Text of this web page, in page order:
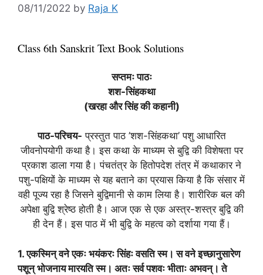
08/11/2022 by Raja K
Class 6th Sanskrit Text Book Solutions
सप्तमः पाठः
शश-सिंहकथा
(खरहा और सिंह की कहानी)
पाठ-परिचय- प्रस्तुत पाठ ’शश-सिंहकथा’ पशु आधारित
जीवनोपयोगी कथा है। इस कथा के माध्यम से बुद्वि की विशेषता पर
प्रकाश डाला गया है। पंचतंत्र के हितोपदेश तंत्र में कथाकार ने
पशु-पक्षियों के माध्यम से यह बताने का प्रयास किया है कि संसार में
वही पूज्य रहा है जिसने बुद्विमानी से काम लिया है। शारीरिक बल की
अपेक्षा बुद्वि श्रेष्ठ होती है। आज एक से एक अस्त्र-शस्त्र बुद्वि की
ही देन हैं। इस पाठ में भी बुद्वि के महत्व को दर्शाया गया हैं।
1. एकस्मिन् वने एकः भयंकरः सिंहः वसति स्म। स वने इच्छानुसारेण
पशून् भोजनाय मारयति स्म। अतः सर्व पशवः भीताः अभवन्। ते